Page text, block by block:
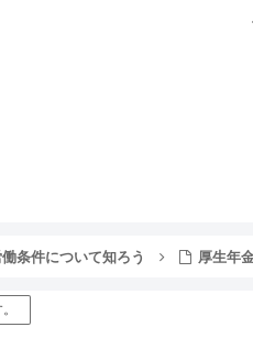
条件について知ろう 厚生年